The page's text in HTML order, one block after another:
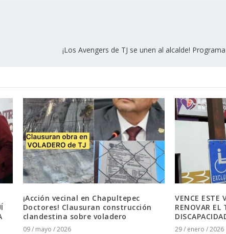
¡Los Avengers de TJ se unen al alcalde!
¡Acción vecinal en Chapultepec
Doctores! Clausuran construcción
clandestina sobre voladero
09 / mayo / 2026
VENCE ESTE
RENOVAR EL
29 / enero / 2026